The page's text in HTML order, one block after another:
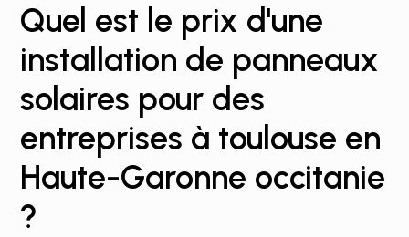
Quel est le prix d'une
installation de panneaux
solaires pour des
entreprises à toulouse en
Haute-Garonne occitanie
?